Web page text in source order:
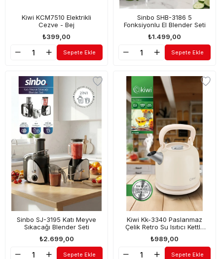
Kiwi KCM7510 Elektrikli
Cezve - Bej
₺399,00
Sepete Ekle
Sinbo SHB-3186 5
Fonksiyonlu El Blender Seti
₺1.499,00
Sepete Ekle
Sinbo SJ-3195 Katı Meyve
Sıkacağı Blender Seti
₺2.699,00
Sepete Ekle
Kiwi Kk-3340 Paslanmaz
Çelik Retro Su Isıtıcı Kettle
₺989,00
Sepete Ekle